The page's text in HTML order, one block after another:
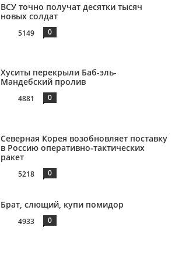
ВСУ точно получат десятки тысяч
новых солдат
5149 0
Хуситы перекрыли Баб-эль-
Мандебский пролив
4881 0
Северная Корея возобновляет поставку
в Россию оперативно-тактических
ракет
5218 0
Брат, слющий, купи помидор
4933 0